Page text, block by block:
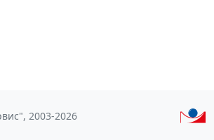
2003-2026